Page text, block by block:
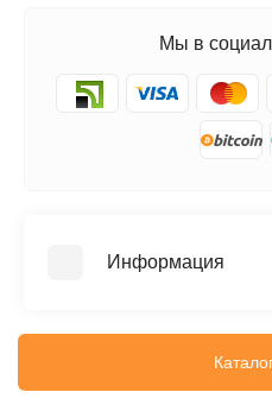
Мы в
Информация
Отзывы